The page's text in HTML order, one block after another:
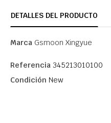
DETALLES DEL PRODUCTO
Marca Gsmoon Xingyue
Referencia 345213010100
Condición New